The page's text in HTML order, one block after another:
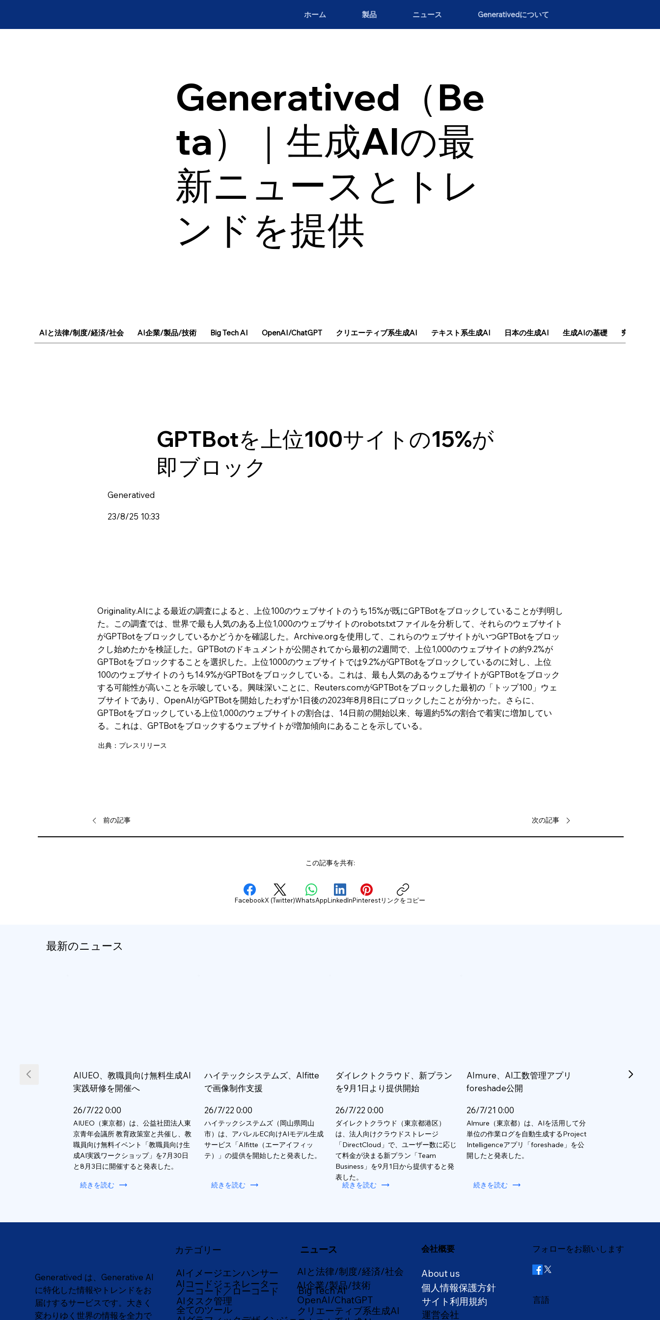
ホーム 製品 ニュース Generativedについて
Generatived（Be
ta）｜生成AIの最
新ニュースとトレ
ンドを提供
GPTBotを上位100サイトの15%が
即ブロック
Generatived
23/8/25 10:33
Originality.AIによる最近の調査によると、上位100のウェブサイトのうち15%が既にGPTBotをブロックしていることが判明し
た。この調査では、世界で最も人気のある上位1,000のウェブサイトのrobots.txtファイルを分析して、それらのウェブサイト
がGPTBotをブロックしているかどうかを確認した。Archive.orgを使用して、これらのウェブサイトがいつGPTBotをブロッ
クし始めたかを検証した。GPTBotのドキュメントが公開されてから最初の2週間で、上位1,000のウェブサイトの約9.2%が
GPTBotをブロックすることを選択した。上位1000のウェブサイトでは9.2%がGPTBotをブロックしているのに対し、上位
100のウェブサイトのうち14.9%がGPTBotをブロックしている。これは、最も人気のあるウェブサイトがGPTBotをブロック
する可能性が高いことを示唆している。興味深いことに、Reuters.comがGPTBotをブロックした最初の「トップ100」ウェ
ブサイトであり、OpenAIがGPTBotを開始したわずか1日後の2023年8月8日にブロックしたことが分かった。さらに、
GPTBotをブロックしている上位1,000のウェブサイトの割合は、14日前の開始以来、毎週約5%の割合で着実に増加してい
る。これは、GPTBotをブロックするウェブサイトが増加傾向にあることを示している。
出典：プレスリリース
前の記事 次の記事
この記事を共有:
FacebookX (Twitter)WhatsAppLinkedInPinterestリンクをコピー
最新のニュース
AIUEO、教職員向け無料生成AI
実践研修を開催へ
26/7/22 0:00
AIUEO（東京都）は、公益社団法人東
京青年会議所 教育政策室と共催し、教
職員向け無料イベント「教職員向け生
成AI実践ワークショップ」を7月30日
と8月3日に開催すると発表した。
続きを読む
ハイテックシステムズ、AIfitte
で画像制作支援
26/7/22 0:00
ハイテックシステムズ（岡山県岡山
市）は、アパレルEC向けAIモデル生成
サービス「AIfitte（エーアイフィッ
テ）」の提供を開始したと発表した。
続きを読む
ダイレクトクラウド、新プラン
を9月1日より提供開始
26/7/22 0:00
ダイレクトクラウド（東京都港区）
は、法人向けクラウドストレージ
「DirectCloud」で、ユーザー数に応じ
て料金が決まる新プラン「Team
Business」を9月1日から提供すると発
表した。
続きを読む
Almure、AI工数管理アプリ
foreshade公開
26/7/21 0:00
Almure（東京都）は、AIを活用して分
単位の作業ログを自動生成するProject
Intelligenceアプリ「foreshade」を公
開したと発表した。
続きを読む
AIと法律/制度/経済/社会 AI企業/製品/技術 Big Tech AI OpenAI/ChatGPT クリエーティブ系生成AI テキスト系生成AI 日本の生成AI 生成AIの基礎 究極のAI
カテゴリー
AIイメージエンハンサー
AIコードジェネレーター
AIタスク管理
ノーコード／ローコード
全てのツール
ニュース
AIと法律/制度/経済/社会
AI企業/製品/技術
Big Tech AI
OpenAI/ChatGPT
クリエーティブ系生成AI
会社概要
About us
個人情報保護方針
サイト利用規約
運営会社
フォローをお願いします
言語
Generatived は、Generative AI
に特化した情報やトレンドをお
届けするサービスです。大きく
変わりゆく世界の情報を全力で